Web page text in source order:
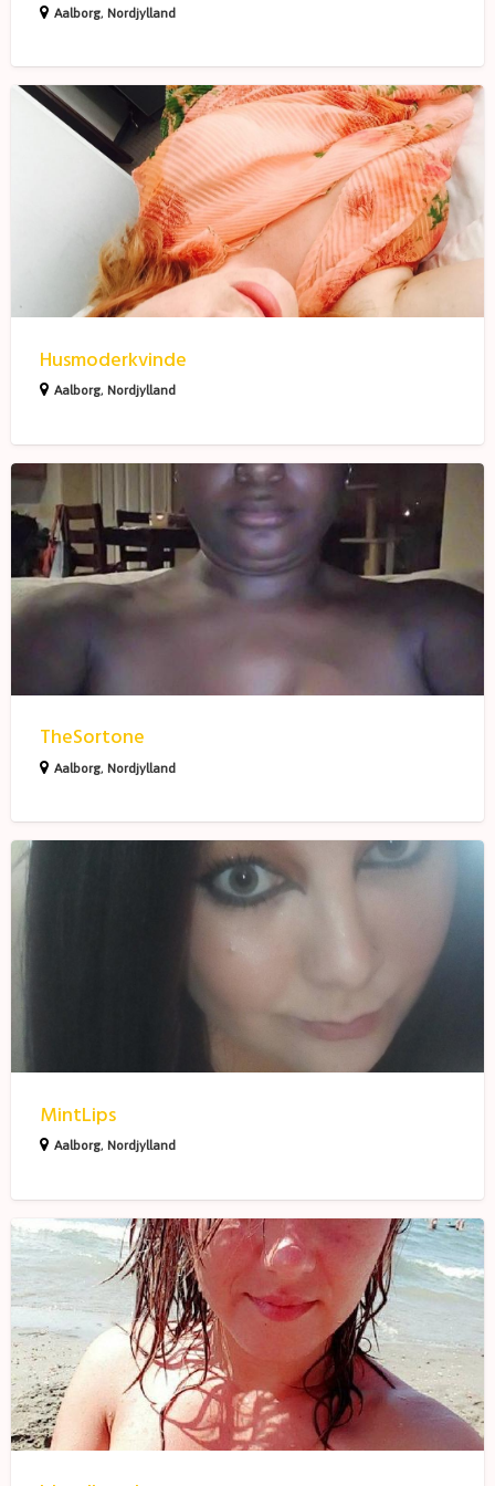
Aalborg, Nordjylland
Husmoderkvinde
Husmoderkvinde
Aalborg, Nordjylland
TheSortone
TheSortone
Aalborg, Nordjylland
MintLips
MintLips
Aalborg, Nordjylland
blondbond